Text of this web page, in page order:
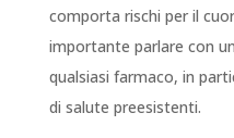
comporta rischi per il
importante parlare con
qualsiasi farmaco, in
di salute preesistenti.